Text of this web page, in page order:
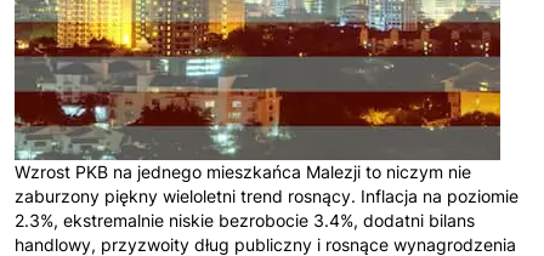
Wzrost PKB na jednego mieszkańca Malezji to niczym nie
zaburzony piękny wieloletni trend rosnący. Inflacja na poziomie
2.3%, ekstremalnie niskie bezrobocie 3.4%, dodatni bilans
handlowy, przyzwoity dług publiczny i rosnące wynagrodzenia